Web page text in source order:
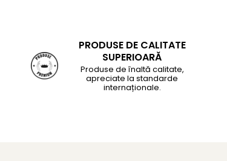
PRODUSE DE CALITATE
SUPERIOARĂ
Produse de înaltă calitate,
apreciate la standarde
internaționale.